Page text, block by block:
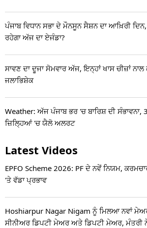
ਪੰਜਾਬ ਵਿਧਾਨ ਸਭਾ ਦੇ ਮੌਨਸੂਨ ਸੈਸ਼ਨ ਦਾ ਆਖ਼ਿਰੀ
ਰਹੇਗਾ ਅੱਜ ਦਾ ਏਜੰਡਾ?
ਸਾਵਣ ਦਾ ਦੂਜਾ ਸੋਮਵਾਰ ਅੱਜ, ਇਨ੍ਹਾਂ ਖਾਸ ਚੀਜ਼ਾਂ ਨਾਲ
ਜਲਾਭਿਸ਼ੇਕ
Weather: ਅੱਜ ਪੰਜਾਬ ਭਰ 'ਚ ਬਾਰਿਸ਼ ਦੀ ਸੰਭਾਵਨਾ, 3
ਜ਼ਿਲ੍ਹਿਆਂ 'ਚ ਯੈਲੋ ਅਲਰਟ
Latest Videos
EPFO Scheme 2026: PF ਦੇ ਨਵੇਂ ਨਿਯਮ,
'ਤੇ ਵੱਡਾ ਪ੍ਰਭਾਵ
Hoshiarpur Nagar Nigam ਨੂੰ ਮਿਲਆ ਨਵਾਂ
ਸੀਨੀਅਰ ਡਿਪਟੀ ਮੇਅਰ ਅਤੇ ਡਿਪਟੀ ਮੇਅਰ, ਮੰਤਰੀ